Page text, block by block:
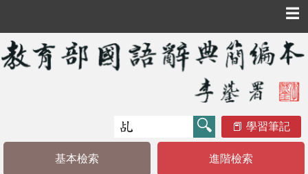
☰
學習筆記
基本檢索 進階檢索